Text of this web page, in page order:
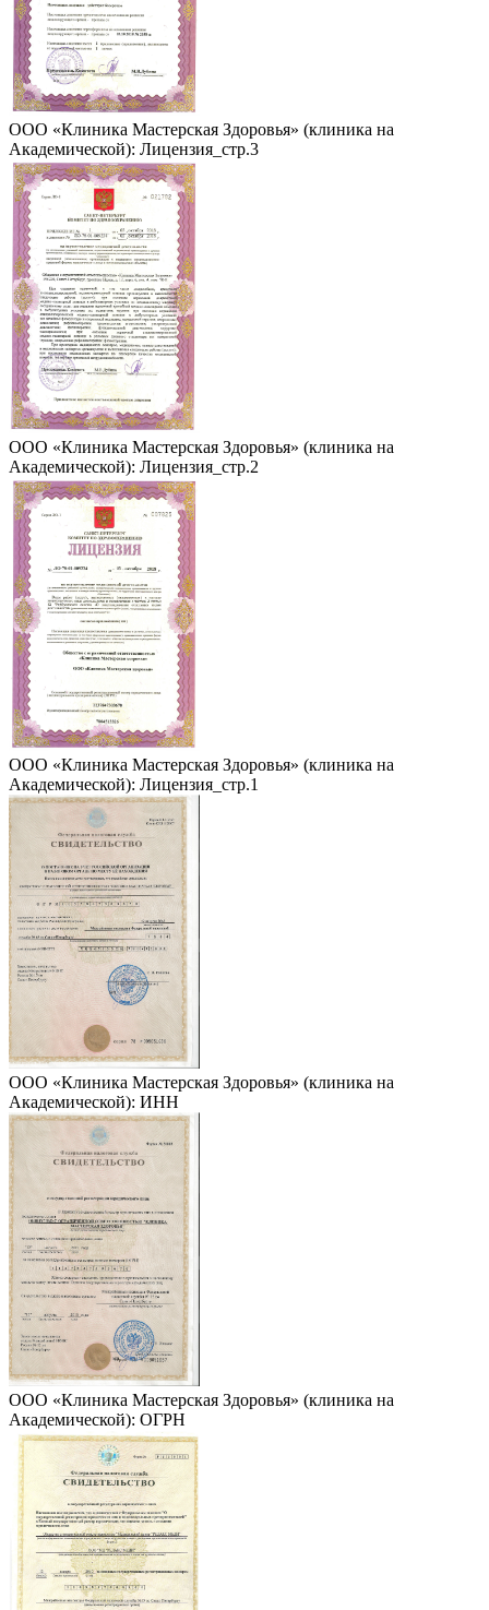
ООО «Клиника Мастерская Здоровья» (клиника на
Академической): Лицензия_стр.3
ООО «Клиника Мастерская Здоровья» (клиника на
Академической): Лицензия_стр.2
ООО «Клиника Мастерская Здоровья» (клиника на
Академической): Лицензия_стр.1
ООО «Клиника Мастерская Здоровья» (клиника на
Академической): ИНН
ООО «Клиника Мастерская Здоровья» (клиника на
Академической): ОГРН